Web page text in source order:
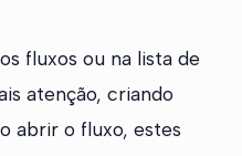
fluxos ou na lista de
atenção, criando
abrir o fluxo, estes